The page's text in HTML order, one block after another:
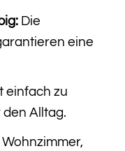
Die
eine
einfach zu
Alltag.